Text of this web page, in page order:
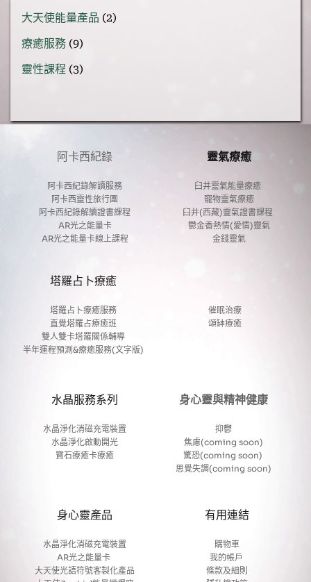
產
品
大天使能量產品 22
療癒服務 99
產
靈性課程 33
阿卡西紀錄
阿卡西紀錄解讀服務
阿卡西靈性旅行團
阿卡西紀錄解讀證書課程
AR光之能量卡
AR光之能量卡線上課程
靈氣療癒
臼井靈氣能量療癒
寵物靈氣療癒
臼井(西藏)靈氣證書課程
鬱金香熱情(愛情)靈氣
金錢靈氣
塔羅占卜療癒
塔羅占卜療癒服務
直覺塔羅占療癒班
雙人雙卡塔羅關係輔導
半年運程預測&療癒服務(文字版)
催眠治療
頌缽療癒
水晶服務系列
水晶淨化消磁充電裝置
水晶淨化啟動開光
寶石療癒卡療癒
身心靈與精神健康
抑鬱
焦慮(coming soon)
驚恐(coming soon)
思覺失調(coming soon)
身心靈產品
水晶淨化消磁充電裝置
AR光之能量卡
大天使光語符號客製化產品
有用連結
購物車
我的帳戶
條款及細則